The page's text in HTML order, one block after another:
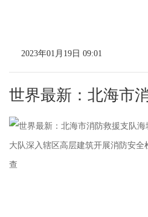
2023年01月19日 09:01
世界最新：北海市